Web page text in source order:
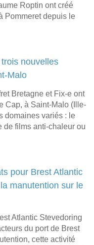
Roptin ont créé
Pommeret depuis le
nouvelles
Malo
Bretagne et Fix-e ont
Cap, à Saint-Malo (Ille-
domaines variés : le
de films anti-chaleur ou
pour Brest Atlantic
manutention sur le
Atlantic Stevedoring
du port de Brest
cette activité